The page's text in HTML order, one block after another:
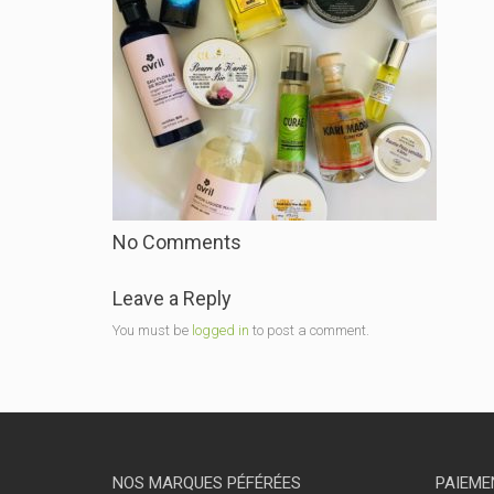
No Comments
Leave a Reply
You must be logged in to post a comment.
NOS MARQUES PÉFÉRÉES